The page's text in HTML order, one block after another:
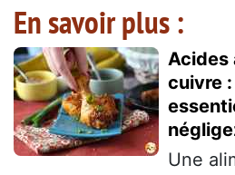
En savoir plus :
Acides
cuivre
Une